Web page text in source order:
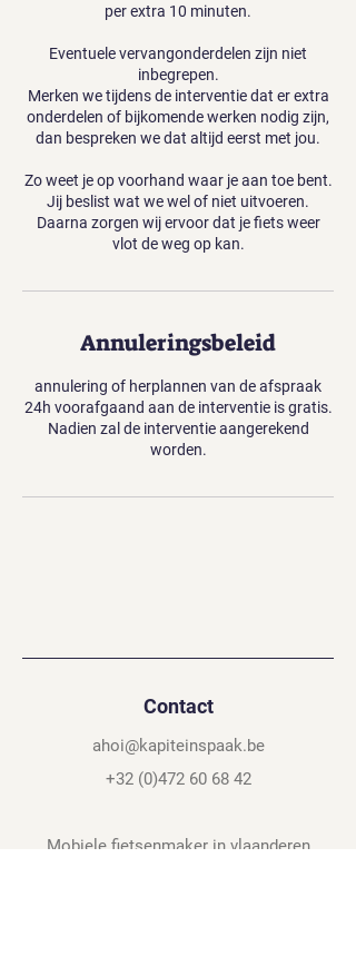
per extra 10 minuten.
Eventuele vervangonderdelen zijn niet
inbegrepen.
Merken we tijdens de interventie dat er extra
onderdelen of bijkomende werken nodig zijn,
dan bespreken we dat altijd eerst met jou.
Zo weet je op voorhand waar je aan toe bent.
Jij beslist wat we wel of niet uitvoeren.
Daarna zorgen wij ervoor dat je fiets weer
vlot de weg op kan.
Annuleringsbeleid
annulering of herplannen van de afspraak
24h voorafgaand aan de interventie is gratis.
Nadien zal de interventie aangerekend
worden.
Contact
ahoi@kapiteinspaak.be
+32 (0)472 60 68 42
Mobiele fietsenmaker in vlaanderen